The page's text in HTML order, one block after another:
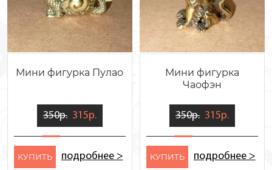
Мини фигурка Пулао
350р. 315р.
KУПИТЬ подробнее >
Мини фигурка
Чаофэн
350р. 315р.
KУПИТЬ подробнее >